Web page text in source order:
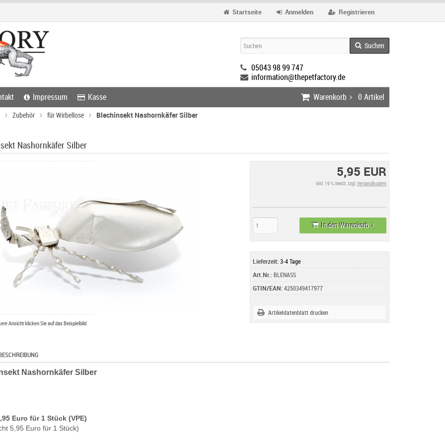
Registrieren
Anmelden
Startseite
Suchen
05043 98 99 747
information@thepetfactory.de
Impressum Kasse Warenkorb 0 Artikel
Zubehör für Wirbellose Blechinsekt Nashornkäfer Silber
Nashornkäfer Silber
Ansicht klicken Sie auf das Beispielbild
5,95 EUR
inkl. 19 % MwSt. zzgl.Versandkosten
In den Warenkorb
Lieferzeit:3-4 Tage
Art.Nr.:BLENASS
GTIN/EAN:4250349417977
Artikeldatenblatt drucken
Nashornkäfer Silber
Euro für 1 Stück (VPE)
5,95 Euro für 1 Stück)